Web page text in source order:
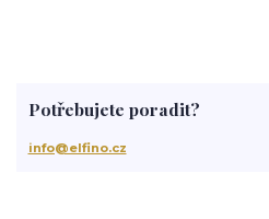
Potřebujete poradit?
info@elfino.cz